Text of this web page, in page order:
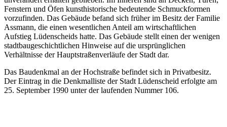
Fenstern und Öfen kunsthistorische bedeutende Schmuckformen
vorzufinden. Das Gebäude befand sich früher im Besitz der Familie
Assmann, die einen wesentlichen Anteil am wirtschaftlichen
Aufstieg Lüdenscheids hatte. Das Gebäude stellt einen der wenigen
stadtbaugeschichtlichen Hinweise auf die ursprünglichen
Verhältnisse der Hauptstraßenverläufe der Stadt dar.
Das Baudenkmal an der Hochstraße befindet sich in Privatbesitz.
Der Eintrag in die Denkmalliste der Stadt Lüdenscheid erfolgte am
25. September 1990 unter der laufenden Nummer 106.